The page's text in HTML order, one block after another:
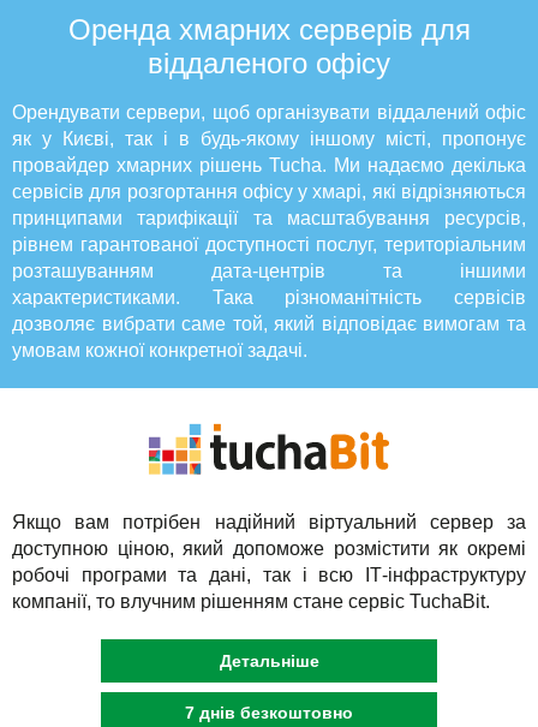
Оренда хмарних серверів для
віддаленого офісу
Орендувати сервери, щоб організувати віддалений офіс
як у Києві, так і в будь-якому іншому місті, пропонує
провайдер хмарних рішень Tucha. Ми надаємо декілька
сервісів для розгортання офісу у хмарі, які відрізняються
принципами тарифікації та масштабування ресурсів,
рівнем гарантованої доступності послуг, територіальним
розташуванням дата-центрів та іншими
характеристиками. Така різноманітність сервісів
дозволяє вибрати саме той, який відповідає вимогам та
умовам кожної конкретної задачі.
Якщо вам потрібен надійний віртуальний сервер за
доступною ціною, який допоможе розмістити як окремі
робочі програми та дані, так і всю ІТ-інфраструктуру
компанії, то влучним рішенням стане сервіс TuchaBit.
Детальніше
7 днів безкоштовно